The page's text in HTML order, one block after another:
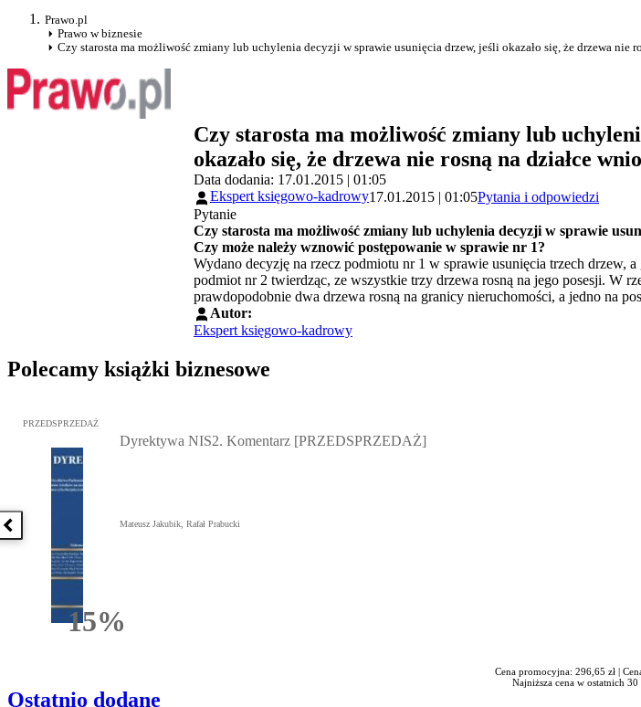
Prawo.pl
Prawo w biznesie
Czy starosta ma możliwość zmiany lub uchylenia decyzji w sprawie usunięcia drzew, jeśli okazało się, że drzewa nie
Czy starosta ma możliwość zmiany lub
okazało się, że drzewa nie rosną na działce
Data dodania: 17.01.2015 | 01:05
Ekspert księgowo-kadrowy17.01.2015 | 01:05Pytania i odpowiedzi
Pytanie
Czy starosta ma możliwość zmiany lub uchylenia decyzji w sprawie
Czy może należy wznowić postępowanie w sprawie nr 1?
Wydano decyzję na rzecz podmiotu nr 1 w sprawie usunięcia trzech drzew, a
podmiot nr 2 twierdząc, ze wszystkie trzy drzewa rosną na jego posesji. W
prawdopodobnie dwa drzewa rosną na granicy nieruchomości, a jedno na
Autor:
Ekspert księgowo-kadrowy
Polecamy książki biznesowe
Poprzednia książka
Przejdź do: Dyrektywa NIS2. Komentarz [PRZEDSPRZEDAŻ], Mateusz Jakubik, Rafał Prabucki -
PRZEDSPRZEDAŻ
15%Rabatu
Dyrektywa NIS2. Komentarz [PRZEDSPRZEDAŻ]
Mateusz Jakubik, Rafał Prabucki
Cena promocyjna: 296,65 zł |
Najniższa cena w ostatnich
Ostatnio dodane